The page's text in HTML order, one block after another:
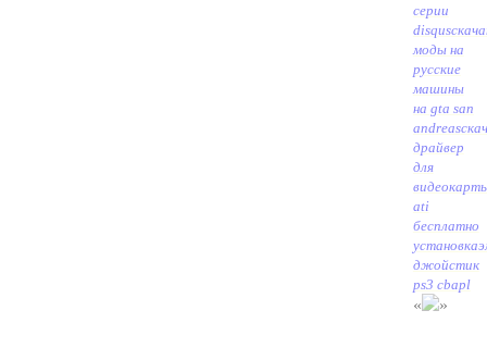
серии
disqus
моды на
русские
машины
на gta san
andreas
драйвер
для
ati
бесплатно
установка
джойстик
ps3 cbapl